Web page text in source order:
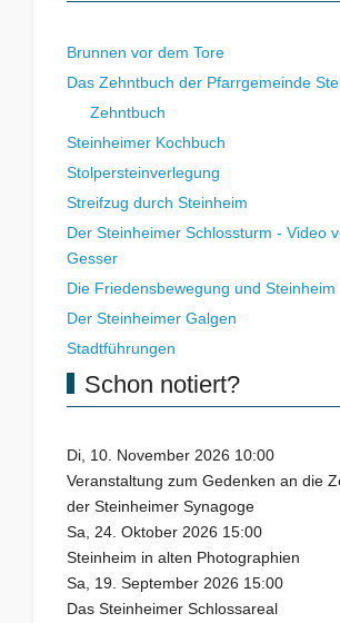
Brunnen vor dem Tore
Das Zehntbuch der Pfarrgemeinde
Zehntbuch
Steinheimer Kochbuch
Stolpersteinverlegung
Streifzug durch Steinheim
Der Steinheimer Schlossturm - Video
Gesser
Die Friedensbewegung und Steinheim
Der Steinheimer Galgen
Stadtführungen
Schon notiert?
Di, 10. November 2026 10:00
Veranstaltung zum Gedenken an die
der Steinheimer Synagoge
Sa, 24. Oktober 2026 15:00
Steinheim in alten Photographien
Sa, 19. September 2026 15:00
Das Steinheimer Schlossareal